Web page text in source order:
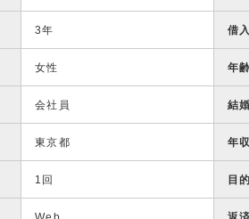
3年 借
女性 年齢
会社員 結婚
東京都 年収
1回 目的